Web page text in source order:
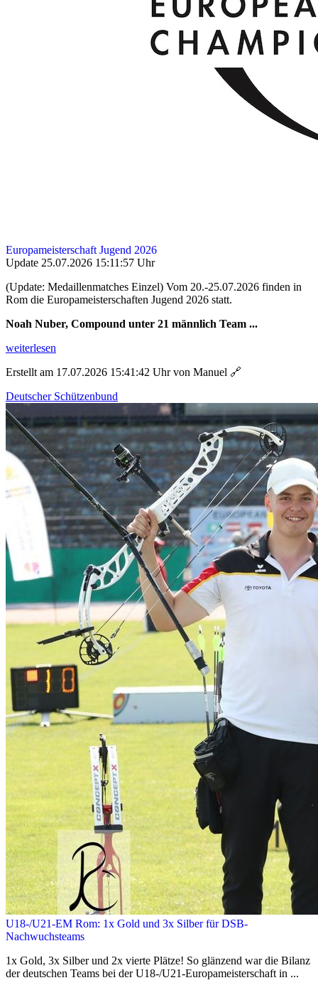
Europameisterschaft Jugend 2026
Update 25.07.2026 15:11:57 Uhr
(Update: Medaillenmatches Einzel) Vom 20.-25.07.2026 finden in
Rom die Europameisterschaften Jugend 2026 statt.
Noah Nuber, Compound unter 21 männlich Team ...
weiterlesen
Erstellt am 17.07.2026 15:41:42 Uhr von Manuel 🔗
Deutscher Schützenbund
U18-/U21-EM Rom: 1x Gold und 3x Silber für DSB-
Nachwuchsteams
1x Gold, 3x Silber und 2x vierte Plätze! So glänzend war die Bilanz
der deutschen Teams bei der U18-/U21-Europameisterschaft in ...